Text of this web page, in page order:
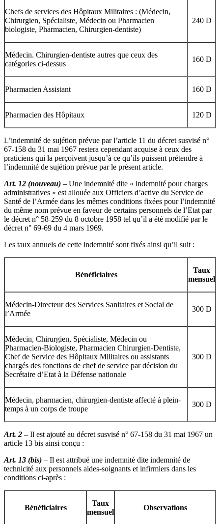
Chefs de services des Hôpitaux Militaires : (Médecin,
Chirurgien, Spécialiste, Médecin ou Pharmacien
biologiste, Pharmacien, Chirurgien-dentiste)
240 D
Médecin. Chirurgien-dentiste autres que ceux des
catégories ci-dessus
160 D
Pharmacien Assistant 160 D
Pharmacien des Hôpitaux 120 D
L’indemnité de sujétion prévue par l’article 11 du décret susvisé n°
67-158 du 31 mai 1967 restera cependant acquise à ceux des
praticiens qui la perçoivent jusqu’à ce qu’ils puissent prétendre à
l’indemnité de sujétion prévue par le présent article.
Art. 12 (nouveau) – Une indemnité dite « indemnité pour charges
administratives » est allouée aux Officiers d’active du Service de
Santé de l’Armée dans les mêmes conditions fixées pour l’indemnité
du même nom prévue en faveur de certains personnels de l’Etat par
le décret n° 58-259 du 8 octobre 1958 tel qu’il a été modifié par le
décret n° 69-69 du 4 mars 1969.
Les taux annuels de cette indemnité sont fixés ainsi qu’il suit :
Bénéficiaires
Taux
mensuel
Médecin-Directeur des Services Sanitaires et Social de
l’Armée
300 D
Médecin, Chirurgien, Spécialiste, Médecin ou
Pharmacien-Biologiste, Pharmacien Chirurgien-Dentiste,
Chef de Service des Hôpitaux Militaires ou assistants
chargés des fonctions de chef de service par décision du
Secrétaire d’Etat à la Défense nationale
300 D
Médecin, pharmacien, chirurgien-dentiste affecté à plein-
temps à un corps de troupe
300 D
Art. 2 – Il est ajouté au décret susvisé n° 67-158 du 31 mai 1967 un
article 13 bis ainsi conçu :
Art. 13 (bis) – Il est attribué une indemnité dite indemnité de
technicité aux personnels aides-soignants et infirmiers dans les
conditions ci-après :
Bénéficiaires
Taux
mensuel
Observations